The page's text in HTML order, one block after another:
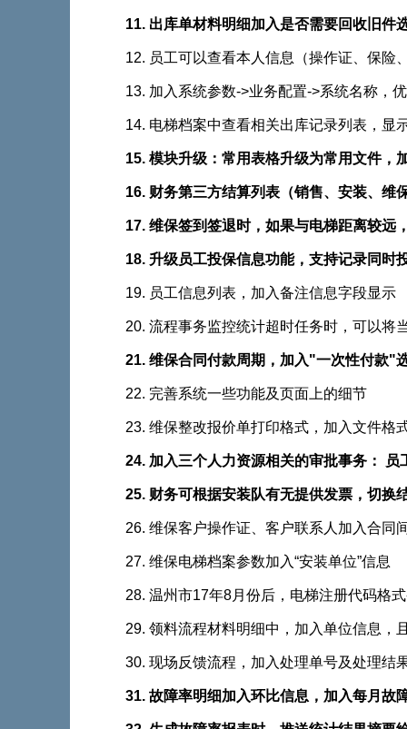
11. 出库单材料明细加入是否需要回收旧件选
12. 员工可以查看本人信息（操作证、保险
13. 加入系统参数->业务配置->系统名称，
14. 电梯档案中查看相关出库记录列表，显示
15. 模块升级：常用表格升级为常用文件
16. 财务第三方结算列表（销售、安装、
17. 维保签到签退时，如果与电梯距离较远
18. 升级员工投保信息功能，支持记录同时
19. 员工信息列表，加入备注信息字段显示
20. 流程事务监控统计超时任务时，可以
21. 维保合同付款周期，加入"一次性付款"选
22. 完善系统一些功能及页面上的细节
23. 维保整改报价单打印格式，加入文件格
24. 加入三个人力资源相关的审批事务： 员工
25. 财务可根据安装队有无提供发票，切
26. 维保客户操作证、客户联系人加入合
27. 维保电梯档案参数加入“安装单位”信息
28. 温州市17年8月份后，电梯注册代码格式
29. 领料流程材料明细中，加入单位信息
30. 现场反馈流程，加入处理单号及处理结
31. 故障率明细加入环比信息，加入每月